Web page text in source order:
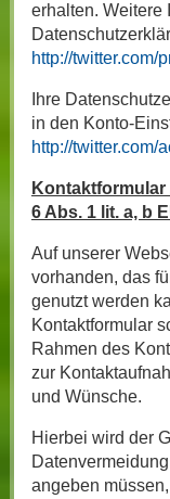
erhalten. Weitere
http://twitter.com/
Ihre
in den Konto-
http://twitter.com/
Kontaktformular
6 Abs. 1 lit. a, b
Auf unserer
vorhanden, das
genutzt werden
Kontaktformular
Rahmen des
zur
und Wünsche.
Hierbei wird der
angeben